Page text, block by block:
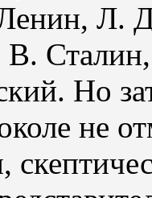
Л.
Но
не